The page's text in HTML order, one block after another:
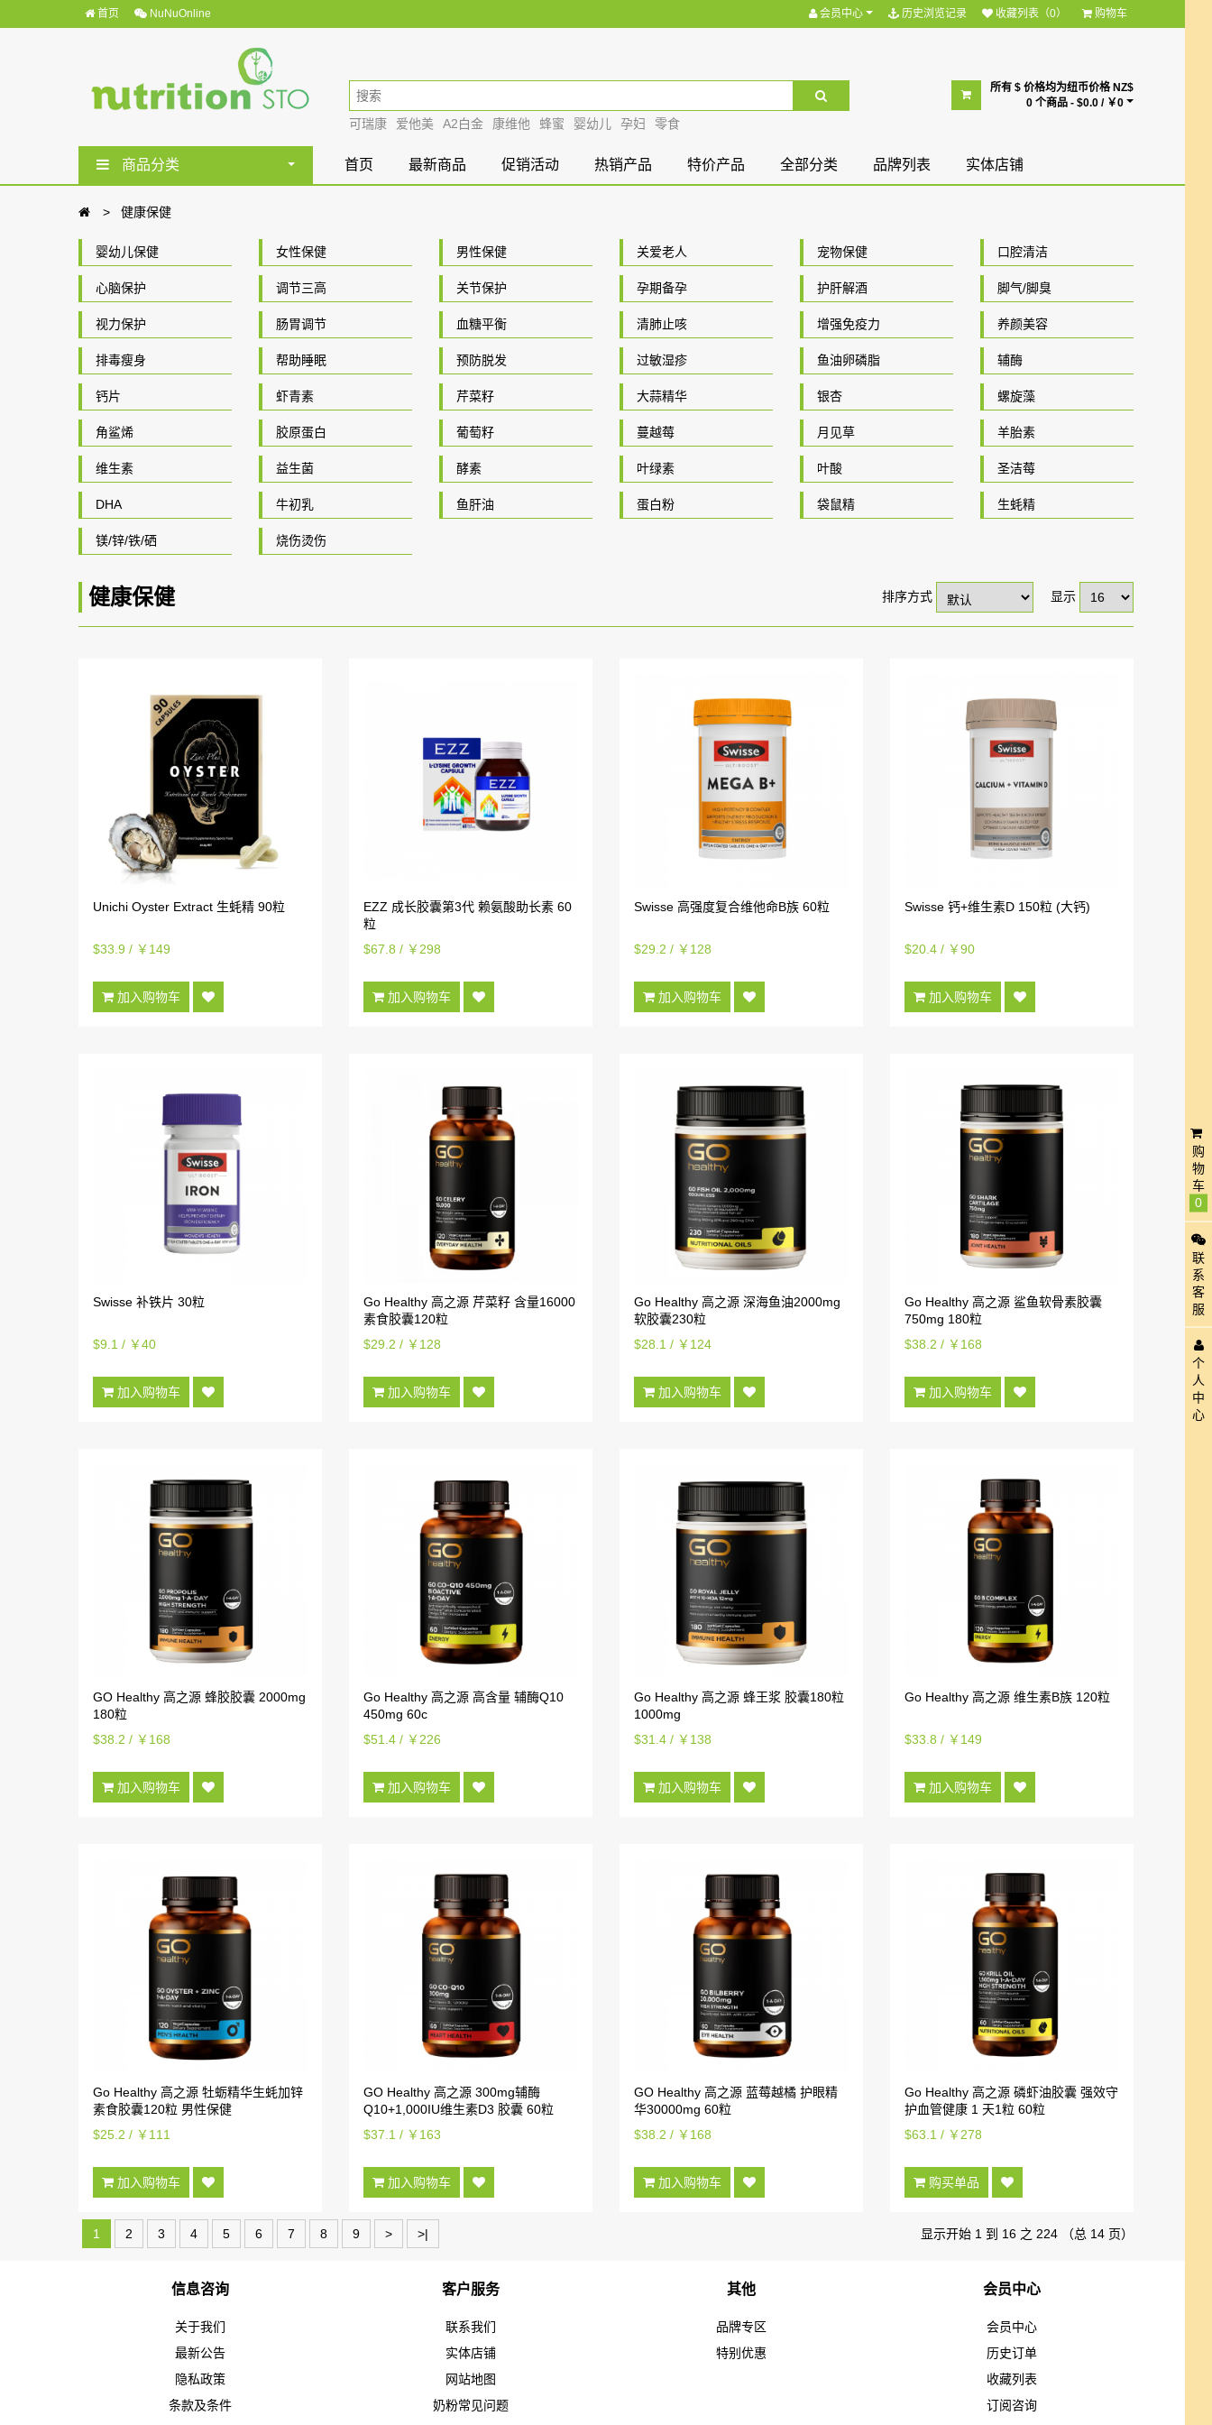
首页 NuNuOnline 会员中心 历史浏览记录 收藏列表（0） 购物车
可瑞康 爱他美 A2白金 康维他 蜂蜜 婴幼儿 孕妇 零食
所有 $ 价格均为纽币价格 NZ$
0 个商品 - $0.0 / ￥0
购
物
车
0
联
系
客
服
个
人
中
心
商品分类 首页 最新商品 促销活动 热销产品 特价产品 全部分类 品牌列表 实体店铺
健康保健
婴幼儿保健 女性保健 男性保健 关爱老人 宠物保健 口腔清洁
心脑保护 调节三高 关节保护 孕期备孕 护肝解酒 脚气/脚臭
视力保护 肠胃调节 血糖平衡 清肺止咳 增强免疫力 养颜美容
排毒瘦身 帮助睡眠 预防脱发 过敏湿疹 鱼油卵磷脂 辅酶
钙片 虾青素 芹菜籽 大蒜精华 银杏 螺旋藻
角鲨烯 胶原蛋白 葡萄籽 蔓越莓 月见草 羊胎素
维生素 益生菌 酵素 叶绿素 叶酸 圣洁莓
DHA 牛初乳 鱼肝油 蛋白粉 袋鼠精 生蚝精
镁/锌/铁/硒 烧伤烫伤
健康保健 排序方式 显示
Unichi Oyster Extract 生蚝精 90粒
$33.9 / ￥149
加入购物车
EZZ 成长胶囊第3代 赖氨酸助长素 60
粒
$67.8 / ￥298
加入购物车
Swisse 高强度复合维他命B族 60粒
$29.2 / ￥128
加入购物车
Swisse 钙+维生素D 150粒 (大钙)
$20.4 / ￥90
加入购物车
Swisse 补铁片 30粒
$9.1 / ￥40
加入购物车
Go Healthy 高之源 芹菜籽 含量16000
素食胶囊120粒
$29.2 / ￥128
加入购物车
Go Healthy 高之源 深海鱼油2000mg
软胶囊230粒
$28.1 / ￥124
加入购物车
Go Healthy 高之源 鲨鱼软骨素胶囊
750mg 180粒
$38.2 / ￥168
加入购物车
GO Healthy 高之源 蜂胶胶囊 2000mg
180粒
$38.2 / ￥168
加入购物车
Go Healthy 高之源 高含量 辅酶Q10
450mg 60c
$51.4 / ￥226
加入购物车
Go Healthy 高之源 蜂王浆 胶囊180粒
1000mg
$31.4 / ￥138
加入购物车
Go Healthy 高之源 维生素B族 120粒
$33.8 / ￥149
加入购物车
Go Healthy 高之源 牡蛎精华生蚝加锌
素食胶囊120粒 男性保健
$25.2 / ￥111
加入购物车
GO Healthy 高之源 300mg辅酶
Q10+1,000IU维生素D3 胶囊 60粒
$37.1 / ￥163
加入购物车
GO Healthy 高之源 蓝莓越橘 护眼精
华30000mg 60粒
$38.2 / ￥168
加入购物车
Go Healthy 高之源 磷虾油胶囊 强效守
护血管健康 1 天1粒 60粒
$63.1 / ￥278
购买单品
1 2 3 4 5 6 7 8 9 > >| 显示开始 1 到 16 之 224 （总 14 页）
信息咨询
关于我们
最新公告
隐私政策
条款及条件
客户服务
联系我们
实体店铺
网站地图
奶粉常见问题
其他
品牌专区
特别优惠
会员中心
会员中心
历史订单
收藏列表
订阅咨询